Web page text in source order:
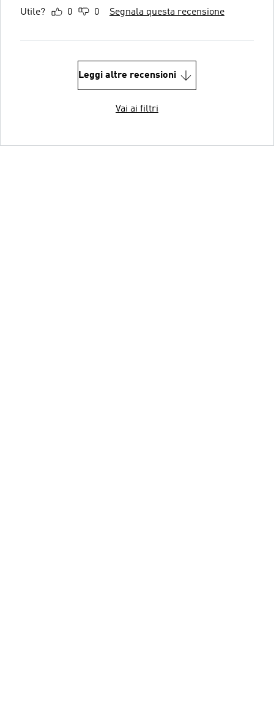
Utile? 0 0 Segnala questa recensione
Leggi altre recensioni
Vai ai filtri